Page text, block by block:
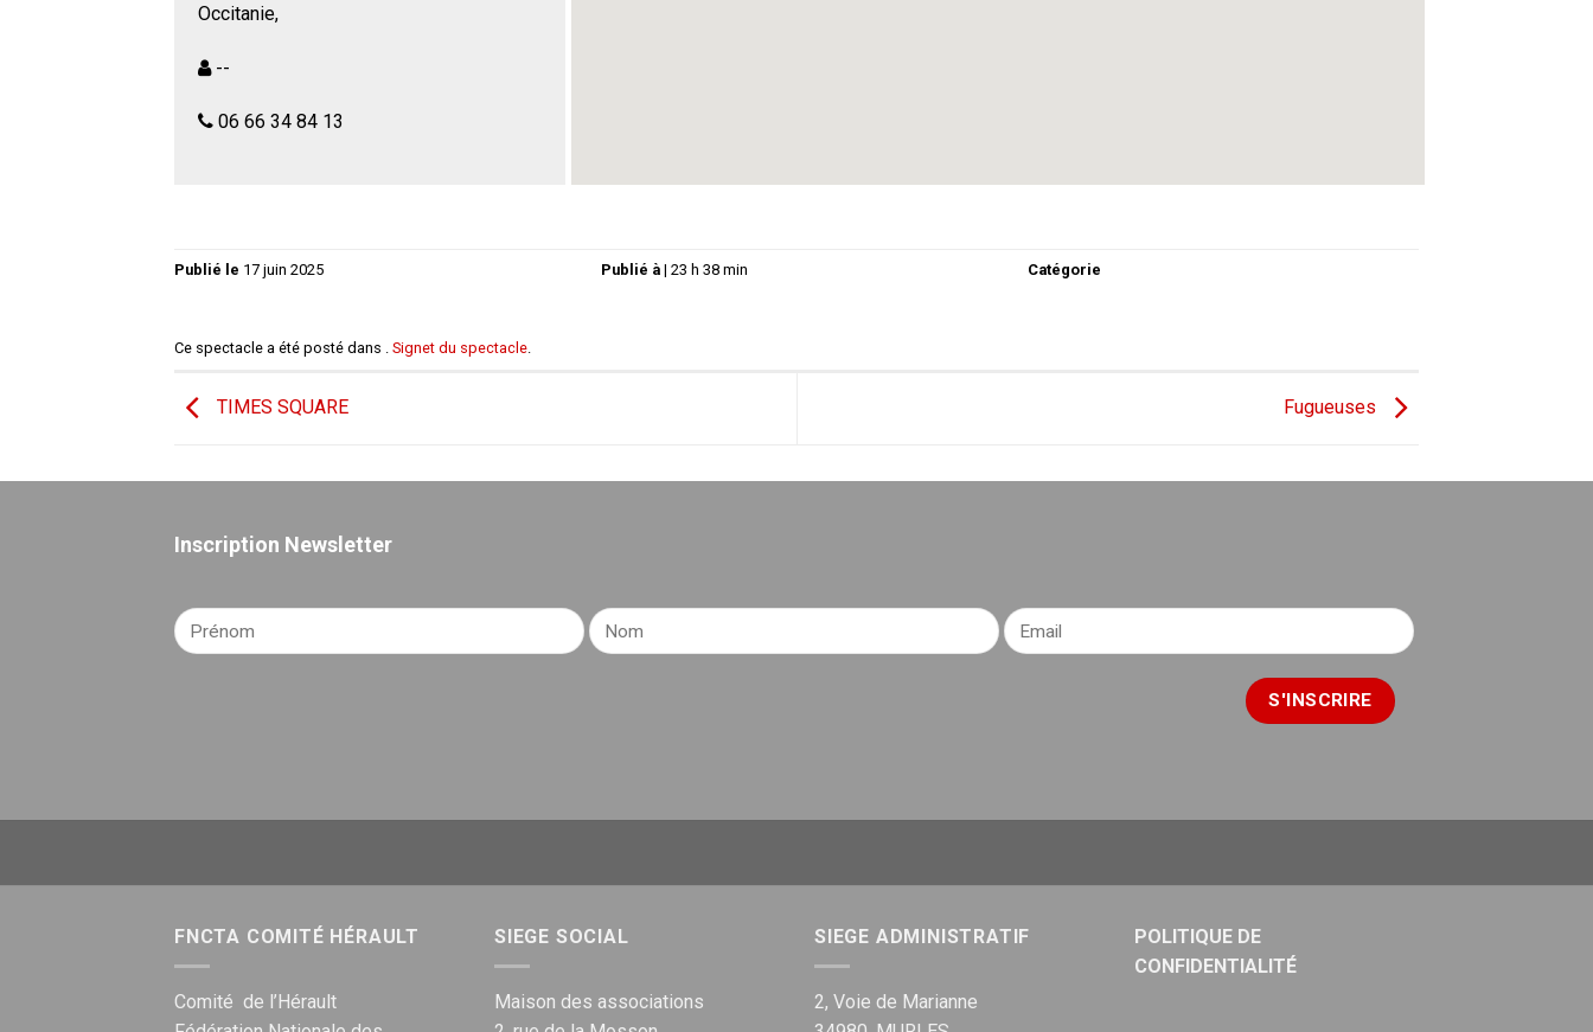
Occitanie,
--
06 66 34 84 13
Publié le 17 juin 2025 Publié à | 23 h 38 min Catégorie
Ce spectacle a été posté dans . Signet du spectacle.
TIMES SQUARE Fugueuses
Inscription Newsletter
FNCTA COMITÉ HÉRAULT
Comité de l’Hérault
SIEGE SOCIAL
Maison des associations
SIEGE ADMINISTRATIF
2, Voie de Marianne
POLITIQUE DE
CONFIDENTIALITÉ